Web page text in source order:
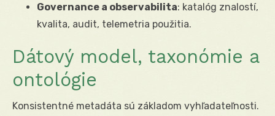
Governance a observabilita: katalóg znalostí,
kvalita, audit, telemetria použitia.
Dátový model, taxonómie a
ontológie
Konsistentné metadáta sú základom vyhľadateľnosti.